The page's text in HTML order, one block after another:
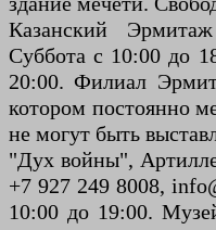
Казанский
Суббота с 10:00 до
20:00. Филиал
котором постоянно
не могут быть
"Дух войны",
+7 927 249 8008,
10:00 до 19:00.